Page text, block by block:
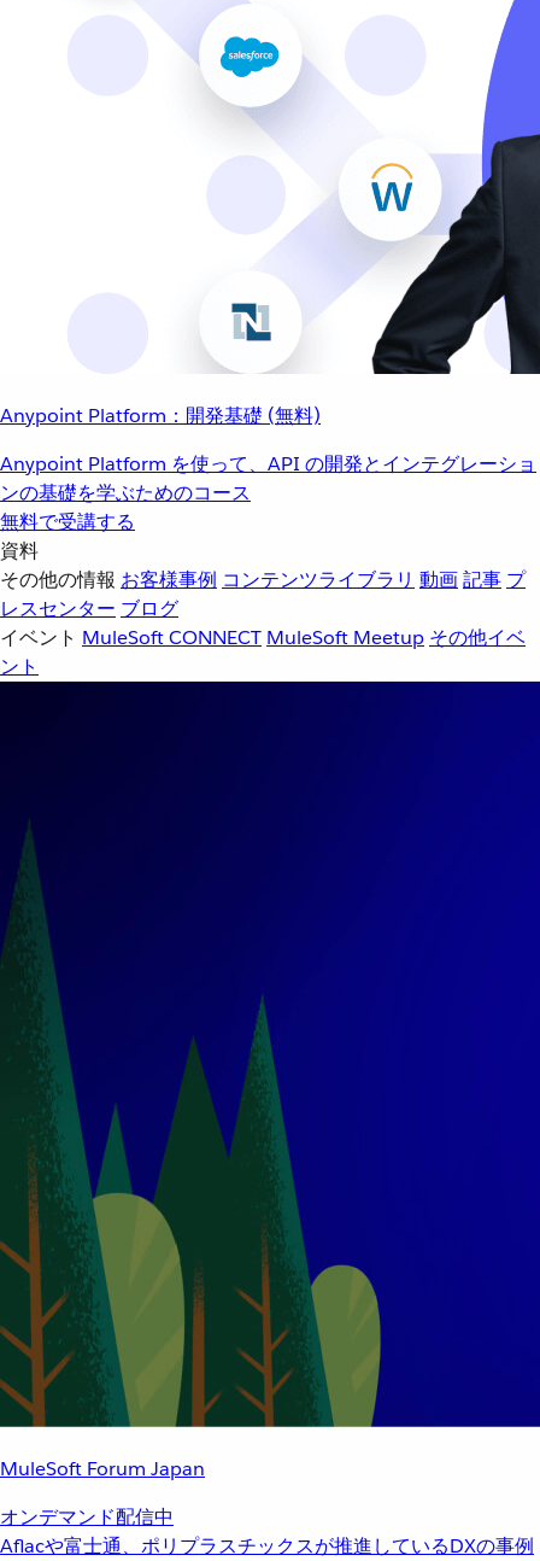
Anypoint Platform：開発基礎 (無料)
Anypoint Platform を使って、API の開発とインテグレーショ
ンの基礎を学ぶためのコース
無料で受講する
資料
その他の情報 お客様事例 コンテンツライブラリ 動画記事 プ
レスセンター ブログ
イベント MuleSoft CONNECT MuleSoft Meetup その他イベ
ント
MuleSoft Forum Japan
オンデマンド配信中
Aflacや富士通、ポリプラスチックスが推進しているDXの事例